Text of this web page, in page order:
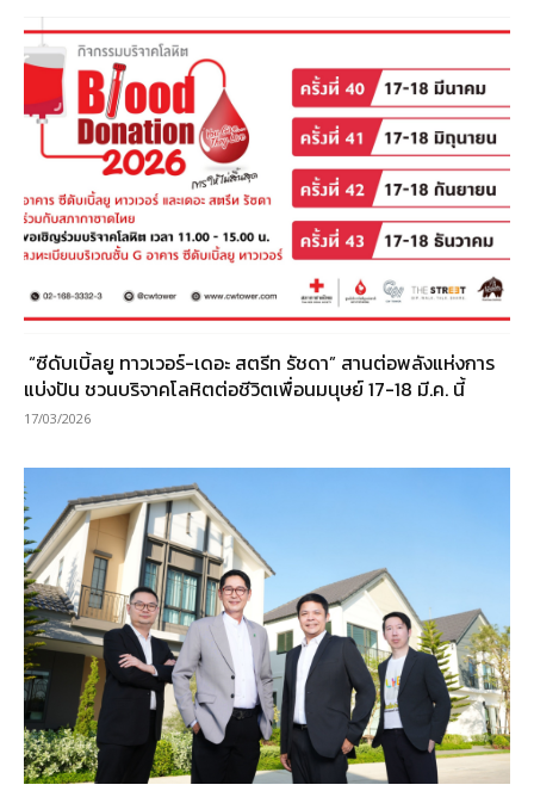
“ซีดับเบิ้ลยู ทาวเวอร์-เดอะ สตรีท รัชดา” สานต่อพลังแห่งการ
แบ่งปัน ชวนบริจาคโลหิตต่อชีวิตเพื่อนมนุษย์ 17-18 มี.ค. นี้
17/03/2026